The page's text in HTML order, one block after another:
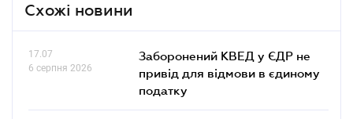
Схожі новини
17.07
6 серпня 2026
Заборонений КВЕД у ЄДР не
привід для відмови в єдиному
податку